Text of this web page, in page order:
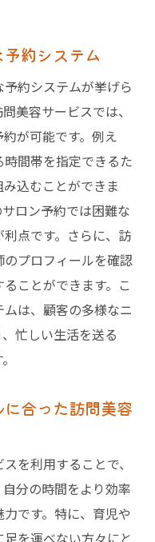
約システム
約システムが挙げら
美容サービスでは、
が可能です。例え
間帯を指定できるた
込むことができま
ロン予約では困難な
点です。さらに、訪
プロフィールを確認
ことができます。こ
は、顧客の多様なニ
忙しい生活を送る
合った訪問美容
を利用することで、
分の時間をより効率
です。特に、育児や
を運べない方々にと